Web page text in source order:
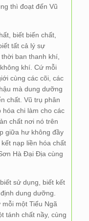
thì đoạt đến Vũ
biết biến chất,
tất cả lý sự
ban thanh khí,
khí. Cứ mỗi
cùng các cõi, các
mà dung dưỡng
chất. Vũ trụ phân
hóa chi làm cho các
chất nơi nó trên
giữa hư không đầy
nạp liền hóa chất
Hà Đại Địa cùng
sử dụng, biết kết
dung dưỡng.
một Tiểu Ngã
tánh chất nầy, cùng